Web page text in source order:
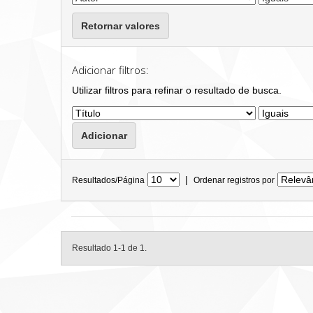
Retornar valores
Adicionar filtros:
Utilizar filtros para refinar o resultado de busca.
Resultados/Página | Ordenar registros por
Resultado 1-1 de 1.